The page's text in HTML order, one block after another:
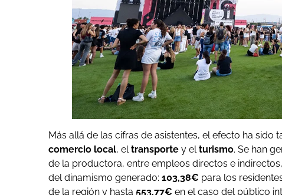
Más allá de las cifras de asistentes, el efecto ha sido
comercio local, eltransporte y elturismo. Se han
de la productora, entre empleos directos e
del dinamismo generado: 103,38€ para los
de la región y hasta 553,77€ en el caso del público